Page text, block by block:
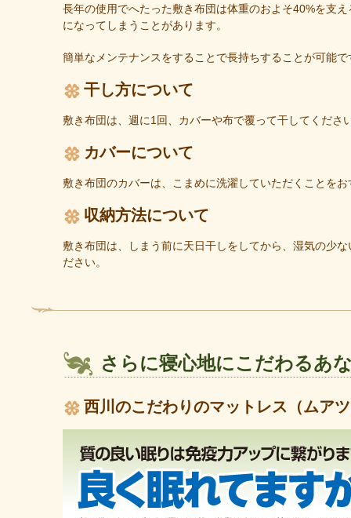
長年の使用でへたった敷き布団は体重のおよそ40%を支
になってしまうことがあります。
簡単なメンテナンスをすることで長持ちすることが可能で
干し方について
敷き布団は、週に1回、カバーや布で覆って干してくださ
カバーについて
敷き布団のカバーは、こまめに洗濯していただくことを
収納方法について
敷き布団は、しまう前に天日干しをしてから、湿気の少
ださい。
さらに寝心地にこだわるあ
西川のこだわりのマットレス（ムア